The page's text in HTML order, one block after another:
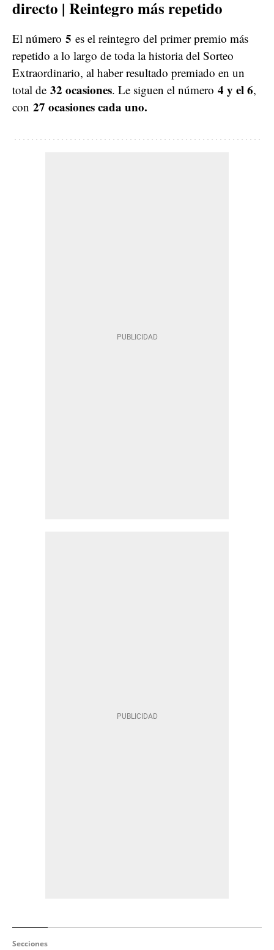
directo | Reintegro más repetido
El número 5 es el reintegro del primer premio más
repetido a lo largo de toda la historia del Sorteo
Extraordinario, al haber resultado premiado en un
total de 32 ocasiones. Le siguen el número 4 y el 6,
con 27 ocasiones cada uno.
Secciones